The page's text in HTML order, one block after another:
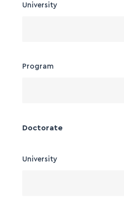
University
Program
Doctorate
University